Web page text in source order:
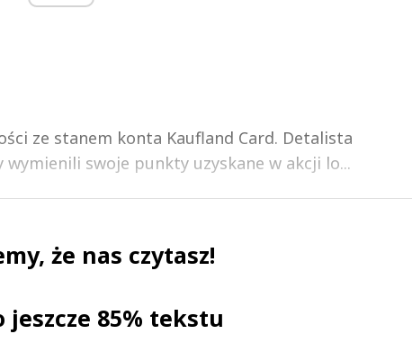
ze stanem konta Kaufland Card. Detalista
swoje punkty uzyskane w akcji lo...
że nas czytasz!
jeszcze 85% tekstu